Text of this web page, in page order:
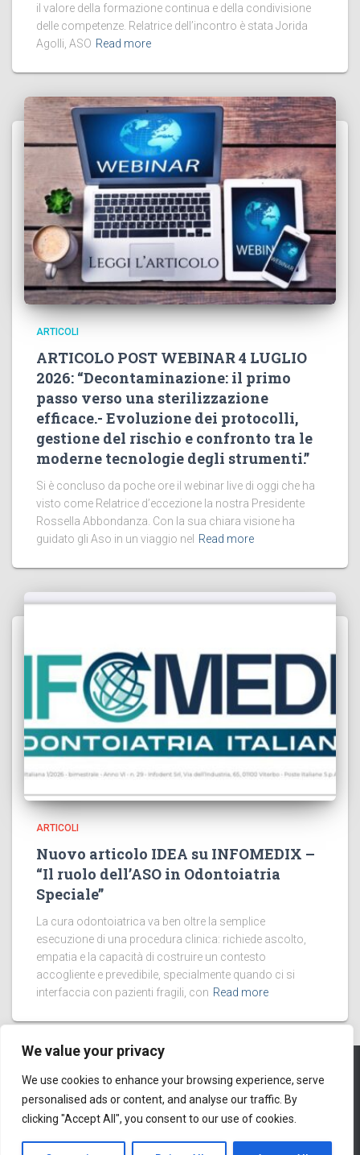
We value your privacy
We use cookies to enhance your browsing experience, serve
personalised ads or content, and analyse our traffic. By
clicking "Accept All", you consent to our use of cookies.
il valore della formazione continua e della condivisione
delle competenze. Relatrice dell’incontro è stata Jorida
Agolli, ASO Read more
ARTICOLI
ARTICOLO POST WEBINAR 4 LUGLIO
2026: “Decontaminazione: il primo
passo verso una sterilizzazione
efficace.- Evoluzione dei protocolli,
gestione del rischio e confronto tra le
moderne tecnologie degli strumenti.”
Si è concluso da poche ore il webinar live di oggi che ha
visto come Relatrice d’eccezione la nostra Presidente
Rossella Abbondanza. Con la sua chiara visione ha
guidato gli Aso in un viaggio nel Read more
ARTICOLI
Nuovo articolo IDEA su INFOMEDIX –
“Il ruolo dell’ASO in Odontoiatria
Speciale”
La cura odontoiatrica va ben oltre la semplice
esecuzione di una procedura clinica: richiede ascolto,
empatia e la capacità di costruire un contesto
accogliente e prevedibile, specialmente quando ci si
interfaccia con pazienti fragili, con Read more
PRIVACY POLICY COOKIES
© 2016